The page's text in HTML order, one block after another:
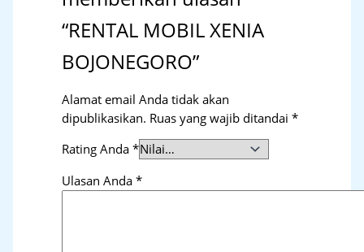
“RENTAL MOBIL XENIA
BOJONEGORO”
Alamat email Anda tidak akan
dipublikasikan. Ruas yang wajib ditandai*
Rating Anda*
Ulasan Anda*